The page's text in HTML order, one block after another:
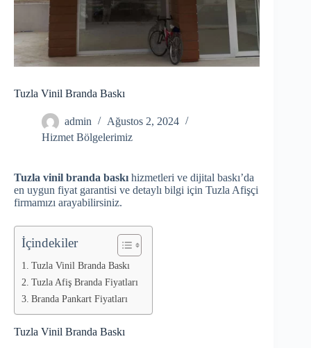
Tuzla Vinil Branda Baskı
admin
Ağustos 2, 2024
Hizmet Bölgelerimiz
Tuzla vinil branda baskı hizmetleri ve dijital baskı’da
en uygun fiyat garantisi ve detaylı bilgi için Tuzla Afişçi
firmamızı arayabilirsiniz.
İçindekiler
Tuzla Vinil Branda Baskı
Tuzla Afiş Branda Fiyatları
Branda Pankart Fiyatları
Tuzla Vinil Branda Baskı